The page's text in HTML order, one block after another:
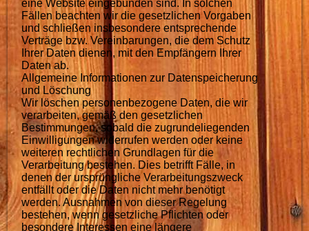
eine Website eingebunden sind. In solchen
Fällen beachten wir die gesetzlichen Vorgaben
und schließen insbesondere entsprechende
Verträge bzw. Vereinbarungen, die dem Schutz
Ihrer Daten dienen, mit den Empfängern Ihrer
Daten ab.
Allgemeine Informationen zur Datenspeicherung
und Löschung
Wir löschen personenbezogene Daten, die wir
verarbeiten, gemäß den gesetzlichen
Bestimmungen, sobald die zugrundeliegenden
Einwilligungen widerrufen werden oder keine
weiteren rechtlichen Grundlagen für die
Verarbeitung bestehen. Dies betrifft Fälle, in
denen der ursprüngliche Verarbeitungszweck
entfällt oder die Daten nicht mehr benötigt
werden. Ausnahmen von dieser Regelung
bestehen, wenn gesetzliche Pflichten oder
besondere Interessen eine längere